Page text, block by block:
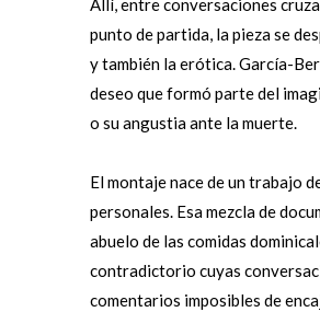
Allí, entre conversaciones
punto de partida, la pieza se
y también la erótica. García-
deseo que formó parte del
o su angustia ante la muerte.
El montaje nace de un trabajo
personales. Esa mezcla de
abuelo de las comidas
contradictorio cuyas
comentarios imposibles de